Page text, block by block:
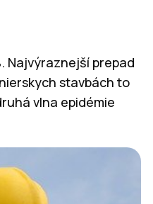
Najvýraznejší prepad
stavbách to
vlna epidémie